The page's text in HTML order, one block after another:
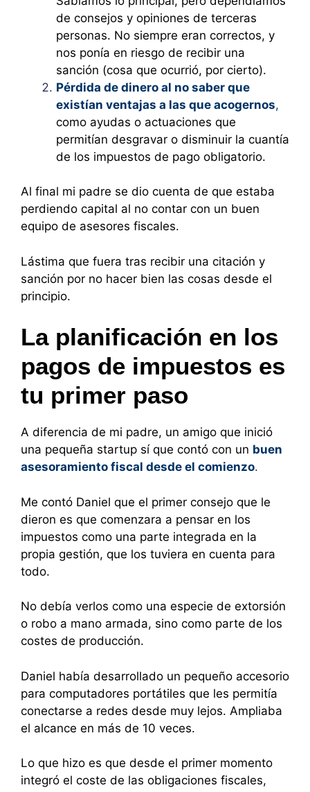
de consejos y opiniones de terceras
personas. No siempre eran correctos, y
nos ponía en riesgo de recibir una
sanción (cosa que ocurrió, por cierto).
Pérdida de dinero al no saber que
existían ventajas a las que acogernos,
como ayudas o actuaciones que
permitían desgravar o disminuir la cuantía
de los impuestos de pago obligatorio.
Al final mi padre se dio cuenta de que estaba
perdiendo capital al no contar con un buen
equipo de asesores fiscales.
Lástima que fuera tras recibir una citación y
sanción por no hacer bien las cosas desde el
principio.
La planificación en los
pagos de impuestos es
tu primer paso
A diferencia de mi padre, un amigo que inició
una pequeña startup sí que contó con un buen
asesoramiento fiscal desde el comienzo.
Me contó Daniel que el primer consejo que le
dieron es que comenzara a pensar en los
impuestos como una parte integrada en la
propia gestión, que los tuviera en cuenta para
todo.
No debía verlos como una especie de extorsión
o robo a mano armada, sino como parte de los
costes de producción.
Daniel había desarrollado un pequeño accesorio
para computadores portátiles que les permitía
conectarse a redes desde muy lejos. Ampliaba
el alcance en más de 10 veces.
Lo que hizo es que desde el primer momento
integró el coste de las obligaciones fiscales,